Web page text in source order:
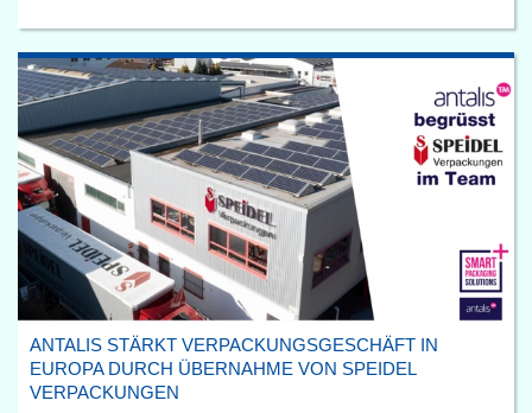
ANTALIS STÄRKT VERPACKUNGSGESCHÄFT IN
EUROPA DURCH ÜBERNAHME VON SPEIDEL
VERPACKUNGEN